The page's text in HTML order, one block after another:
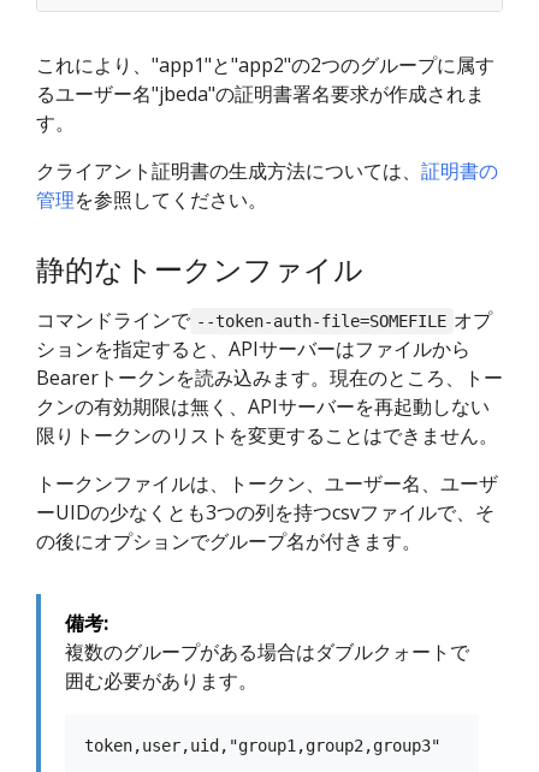
これにより、"app1"と"app2"の2つのグループに属す
るユーザー名"jbeda"の証明書署名要求が作成されま
す。
クライアント証明書の生成方法については、 証明書の
管理を参照してください。
静的なトークンファイル
コマンドラインで --token-auth-file=SOMEFILE オプ
ションを指定すると、APIサーバーはファイルから
Bearerトークンを読み込みます。現在のところ、トー
クンの有効期限は無く、APIサーバーを再起動しない
限りトークンのリストを変更することはできません。
トークンファイルは、トークン、ユーザー名、ユーザ
ーUIDの少なくとも3つの列を持つcsvファイルで、そ
の後にオプションでグループ名が付きます。
備考:
複数のグループがある場合はダブルクォートで
囲む必要があります。